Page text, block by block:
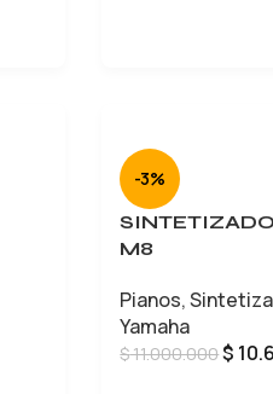
-3%
M8
Pianos,
Yamaha
$11.000.000$